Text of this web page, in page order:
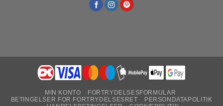
MIN KONTO
FORTRYDELSESFORMULAR
BETINGELSER FOR FORTRYDELSESRET
PERSONDATAPOLITIK